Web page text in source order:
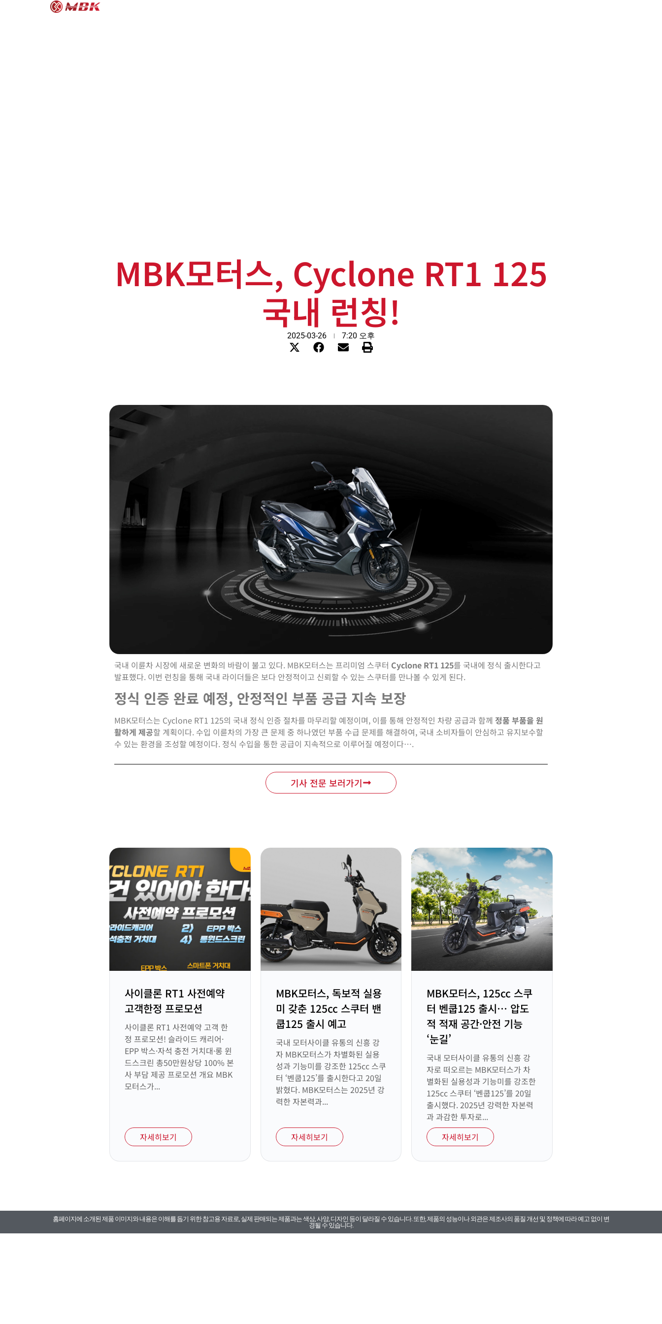
MBK모터스, Cyclone RT1 125
국내 런칭!
2025-03-26 7:20 오후
국내 이륜차 시장에 새로운 변화의 바람이 불고 있다. MBK모터스는 프리미엄 스쿠터 Cyclone RT1 125를 국내에 정식 출시한다고
발표했다. 이번 런칭을 통해 국내 라이더들은 보다 안정적이고 신뢰할 수 있는 스쿠터를 만나볼 수 있게 된다.
정식 인증 완료 예정, 안정적인 부품 공급 지속 보장
MBK모터스는 Cyclone RT1 125의 국내 정식 인증 절차를 마무리할 예정이며, 이를 통해 안정적인 차량 공급과 함께 정품 부품을 원
활하게 제공할 계획이다. 수입 이륜차의 가장 큰 문제 중 하나였던 부품 수급 문제를 해결하여, 국내 소비자들이 안심하고 유지보수할
수 있는 환경을 조성할 예정이다. 정식 수입을 통한 공급이 지속적으로 이루어질 예정이다….
기사 전문 보러가기
사이클론 RT1 사전예약
고객한정 프로모션
사이클론 RT1 사전예약 고객 한
정 프로모션! 슬라이드 캐리어·
EPP 박스·자석 충전 거치대·롱 윈
드스크린 총50만원상당 100% 본
사 부담 제공 프로모션 개요 MBK
모터스가...
자세히보기
MBK모터스, 독보적 실용
미 갖춘 125cc 스쿠터 밴
쿱125 출시 예고
국내 모터사이클 유통의 신흥 강
자 MBK모터스가 차별화된 실용
성과 기능미를 강조한 125cc 스쿠
터 ‘벤쿱125’를 출시한다고 20일
밝혔다. MBK모터스는 2025년 강
력한 자본력과...
자세히보기
MBK모터스, 125cc 스쿠
터 벤쿱125 출시… 압도
적 적재 공간·안전 기능
‘눈길’
국내 모터사이클 유통의 신흥 강
자로 떠오르는 MBK모터스가 차
별화된 실용성과 기능미를 강조한
125cc 스쿠터 ‘벤쿱125’를 20일
출시했다. 2025년 강력한 자본력
과 과감한 투자로...
자세히보기
홈페이지에 소개된 제품 이미지와 내용은 이해를 돕기 위한 참고용 자료로, 실제 판매되는 제품과는 색상, 사양, 디자인 등이 달라질 수 있습니다. 또한, 제품의 성능이나 외관은 제조사의 품질 개선 및 정책에 따라 예고 없이 변
경될 수 있습니다.